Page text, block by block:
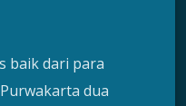
baik dari para
dua